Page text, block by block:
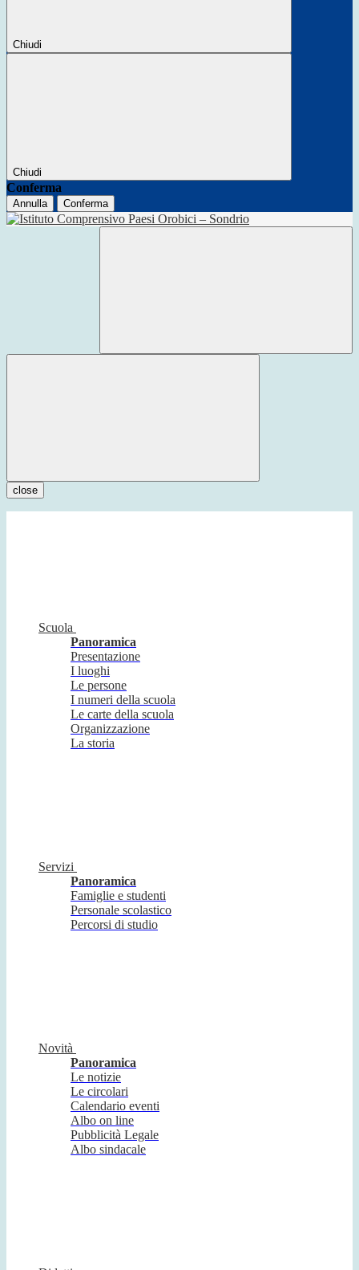
Chiudi
Chiudi
Conferma
Annulla Conferma
close
Scuola
Panoramica
Presentazione
I luoghi
Le persone
I numeri della scuola
Le carte della scuola
Organizzazione
La storia
Servizi
Panoramica
Famiglie e studenti
Personale scolastico
Percorsi di studio
Novità
Panoramica
Le notizie
Le circolari
Calendario eventi
Albo on line
Pubblicità Legale
Albo sindacale